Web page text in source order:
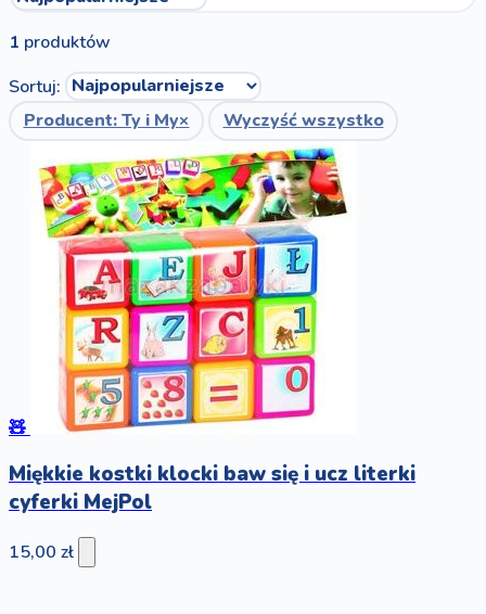
1 produktów
Sortuj:
Producent: Ty i My× Wyczyść wszystko
🧸
Miękkie kostki klocki baw się i ucz literki
cyferki MejPol
15,00 zł